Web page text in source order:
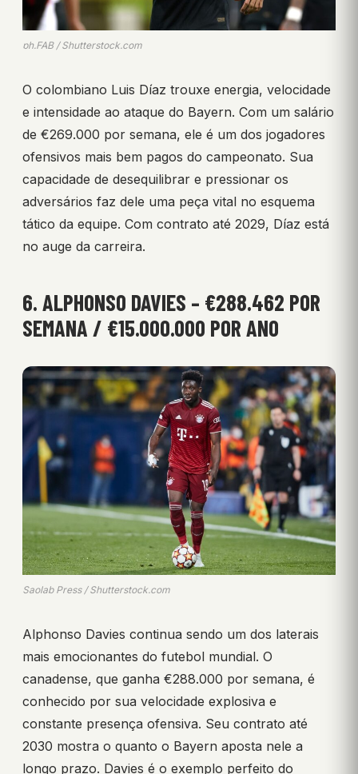
ph.FAB / Shutterstock.com
O colombiano Luis Díaz trouxe energia, velocidade
e intensidade ao ataque do Bayern. Com um salário
de €269.000 por semana, ele é um dos jogadores
ofensivos mais bem pagos do campeonato. Sua
capacidade de desequilibrar e pressionar os
adversários faz dele uma peça vital no esquema
tático da equipe. Com contrato até 2029, Díaz está
no auge da carreira.
6. ALPHONSO DAVIES – €288.462 POR
SEMANA / €15.000.000 POR ANO
Saolab Press / Shutterstock.com
Alphonso Davies continua sendo um dos laterais
mais emocionantes do futebol mundial. O
canadense, que ganha €288.000 por semana, é
conhecido por sua velocidade explosiva e
constante presença ofensiva. Seu contrato até
2030 mostra o quanto o Bayern aposta nele a
longo prazo. Davies é o exemplo perfeito do